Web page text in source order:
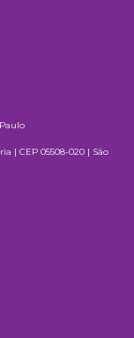
| CEP 05508-020 | São